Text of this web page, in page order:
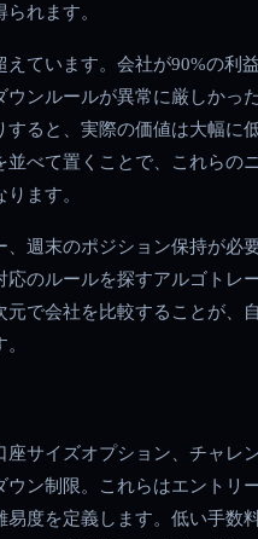
れます。
ています。会社が90%の利
ンルールが異常に厳しかっ
すると、実際の価値は大幅に
並べて置くことで、これらの
ます。
週末のポジション保持が必
応のルールを探すアルゴトレ
元で会社を比較することが、
座サイズオプション、チャレ
ウン制限。これらはエントリ
易度を定義します。低い手数